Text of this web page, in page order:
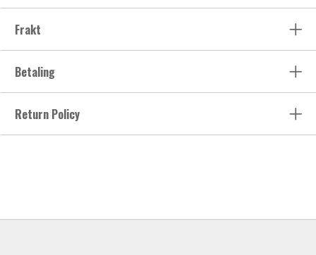
Frakt
Betaling
Return Policy